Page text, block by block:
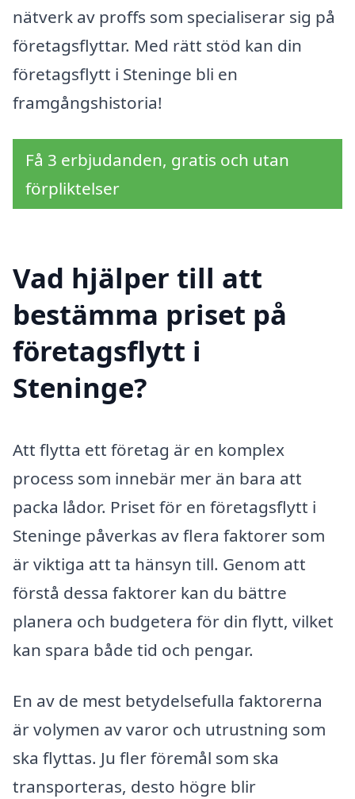
nätverk av proffs som specialiserar sig på
företagsflyttar. Med rätt stöd kan din
företagsflytt i Steninge bli en
framgångshistoria!
Få 3 erbjudanden, gratis och utan
förpliktelser
Vad hjälper till att
bestämma priset på
företagsflytt i
Steninge?
Att flytta ett företag är en komplex
process som innebär mer än bara att
packa lådor. Priset för en företagsflytt i
Steninge påverkas av flera faktorer som
är viktiga att ta hänsyn till. Genom att
förstå dessa faktorer kan du bättre
planera och budgetera för din flytt, vilket
kan spara både tid och pengar.
En av de mest betydelsefulla faktorerna
är volymen av varor och utrustning som
ska flyttas. Ju fler föremål som ska
transporteras, desto högre blir